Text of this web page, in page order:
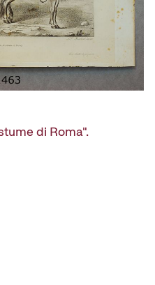
di Roma".